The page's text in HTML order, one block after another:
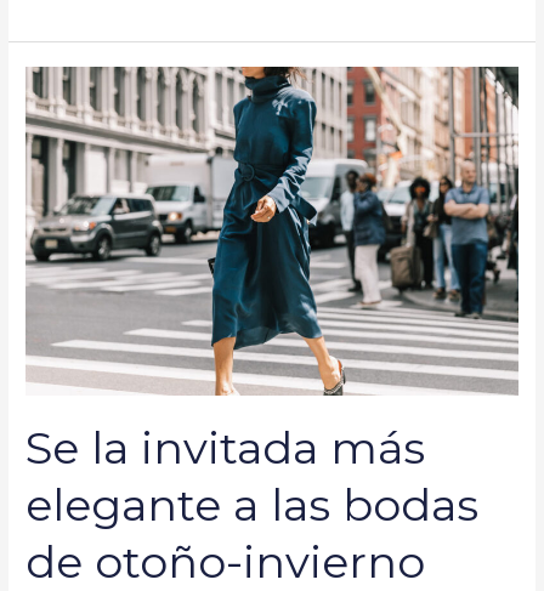
Se la invitada más
elegante a las bodas
de otoño-invierno
Se
la
invitada
más
elegante
a
las
bodas
otoño-
invierno
vestidos
cuello